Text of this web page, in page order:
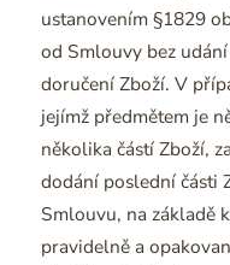
ustanovením §1829
od Smlouvy bez
doručení Zboží. V
jejímž předmětem je
několika částí Zboží,
dodání poslední části
Smlouvu, na základě
pravidelně a